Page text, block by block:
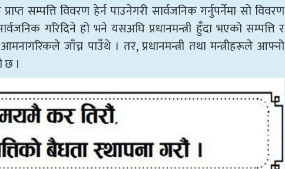
सम्पत्ति विवरण हेर्न पाउनेगरी सार्वजनिक गर्नुपर्नेमा सो विवरण
गरिदिने हो भने यसअघि प्रधानमन्त्री हुँदा भएको सम्पत्ति र
जाँच्न पाउँथे । तर, प्रधानमन्त्री तथा मन्त्रीहरूले आफ्नो
छ ।